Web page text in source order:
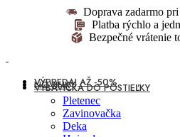
Doprava zadarmo
Platba rýchlo a
Bezpečné vrátenie
VÝPREDAJ AŽ -50%
NOVINKY
VÝBAVIČKA DO POSTIEĽKY
Pletenec
Zavinovačka
Deka